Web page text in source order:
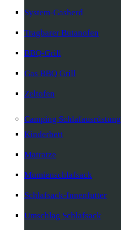
System-Gasherd
Tragbarer Butanofen
BBQ-Grill
Gas BBQ Grill
Zeltofen
Camping Schlafausrüstung
Kinderbett
Matratze
Mumienschlafsack
Schlafsack-Innenfutter
Umschlag Schlafsack